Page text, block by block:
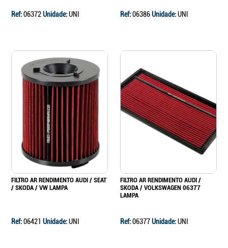
Ref:06372Unidade:UNI Ref:06386Unidade:UNI
FILTRO AR RENDIMENTO AUDI / SEAT
/ SKODA / VW LAMPA
Ref:06421 Unidade:UNI
FILTRO AR RENDIMENTO AUDI /
SKODA / VOLKSWAGEN 06377
LAMPA
Ref:06377Unidade:UNI